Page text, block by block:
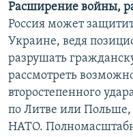
Расширение войны,
Россия может
Украине, ведя
разрушать
рассмотреть
второстепенного
по Литве или Польше,
НАТО.